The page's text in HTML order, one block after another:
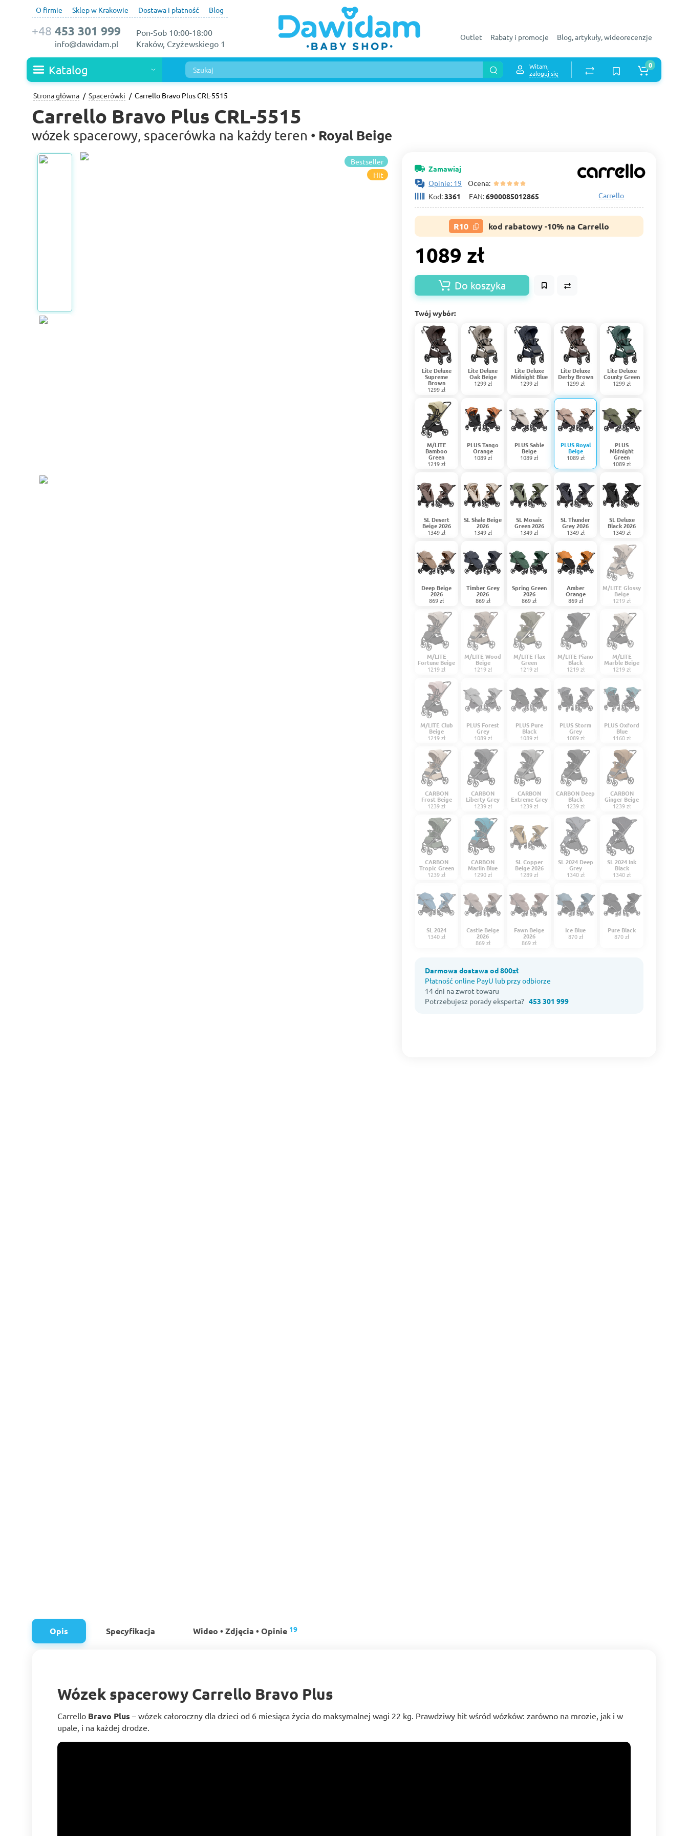
O firmie Sklep w Krakowie Dostawa i płatność Blog
Pon-Sob 10:00-18:00
Kraków, Czyżewskiego 1
+48 453 301 999
info@dawidam.pl
Outlet Rabaty i promocje Blog, artykuły, wideorecenzje
Katalog
Witam,
zaloguj się
0
Strona główna Spacerówki Carrello Bravo Plus CRL-5515
Carrello Bravo Plus CRL-5515
wózek spacerowy, spacerówka na każdy teren • Royal Beige
Bestseller
Hit
Zamawiaj
Opinie: 19 Ocena:
Kod:3361 EAN:6900085012865 Carrello
R10 kod rabatowy -10% na Carrello
1089 zł
Do koszyka
Twój wybór:
Lite Deluxe
Supreme
Brown
1299 zł
Lite Deluxe
Oak Beige
1299 zł
Lite Deluxe
Midnight Blue
1299 zł
Lite Deluxe
Derby Brown
1299 zł
Lite Deluxe
County Green
1299 zł
M/LITE Glossy
Beige
1219 zł
M/LITE
Fortune Beige
1219 zł
M/LITE Wood
Beige
1219 zł
M/LITE Flax
Green
1219 zł
M/LITE Piano
Black
1219 zł
M/LITE
Marble Beige
1219 zł
M/LITE Club
Beige
1219 zł
M/LITE
Bamboo
Green
1219 zł
PLUS Tango
Orange
1089 zł
PLUS Forest
Grey
1089 zł
PLUS Sable
Beige
1089 zł
PLUS Pure
Black
1089 zł
PLUS Royal
Beige
1089 zł
PLUS
Midnight
Green
1089 zł
PLUS Storm
Grey
1089 zł
PLUS Oxford
Blue
1160 zł
CARBON
Frost Beige
1239 zł
CARBON
Liberty Grey
1239 zł
CARBON
Extreme Grey
1239 zł
CARBON Deep
Black
1239 zł
CARBON
Ginger Beige
1239 zł
CARBON
Tropic Green
1239 zł
CARBON
Marlin Blue
1290 zł
SL Desert
Beige 2026
1349 zł
SL Copper
Beige 2026
1289 zł
SL 2024 Deep
Grey
1340 zł
SL 2024 Ink
Black
1340 zł
SL 2024
1340 zł
SL Shale Beige
2026
1349 zł
SL Mosaic
Green 2026
1349 zł
SL Thunder
Grey 2026
1349 zł
SL Deluxe
Black 2026
1349 zł
Deep Beige
2026
869 zł
Castle Beige
2026
869 zł
Timber Grey
2026
869 zł
Spring Green
2026
869 zł
Fawn Beige
2026
869 zł
Amber
Orange
869 zł
Ice Blue
870 zł
Pure Black
870 zł
Darmowa dostawa od 800zł
Płatność online PayU lub przy odbiorze
14 dni na zwrot towaru
Potrzebujesz porady eksperta?453 301 999
Opis Specyfikacja Wideo • Zdjęcia • Opinie 19
Wózek spacerowy Carrello Bravo Plus
Carrello Bravo Plus – wózek całoroczny dla dzieci od 6 miesiąca życia do maksymalnej wagi 22 kg. Prawdziwy hit wśród wózków: zarówno na mrozie, jak i w
upale, i na każdej drodze.